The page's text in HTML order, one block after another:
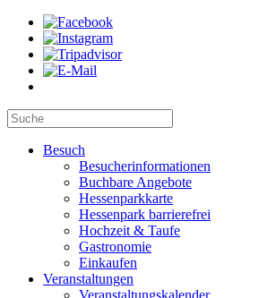
Besuch
Besucherinformationen
Buchbare Angebote
Hessenparkkarte
Hessenpark barrierefrei
Hochzeit & Taufe
Gastronomie
Einkaufen
Veranstaltungen
Veranstaltungskalender